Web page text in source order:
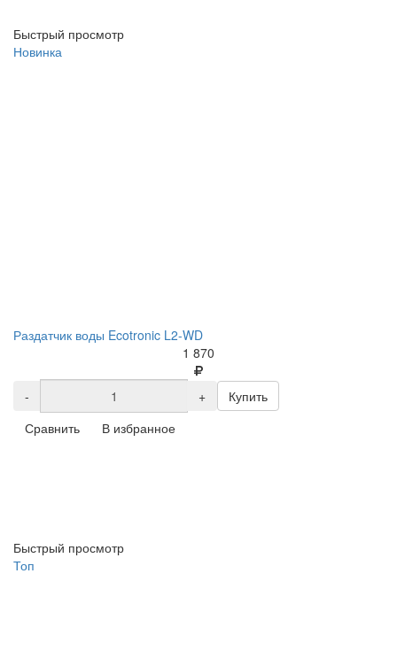
Быстрый просмотр
Новинка
Раздатчик воды Ecotronic L2-WD
1 870
- +
Купить
Сравнить
В избранное
Быстрый просмотр
Топ